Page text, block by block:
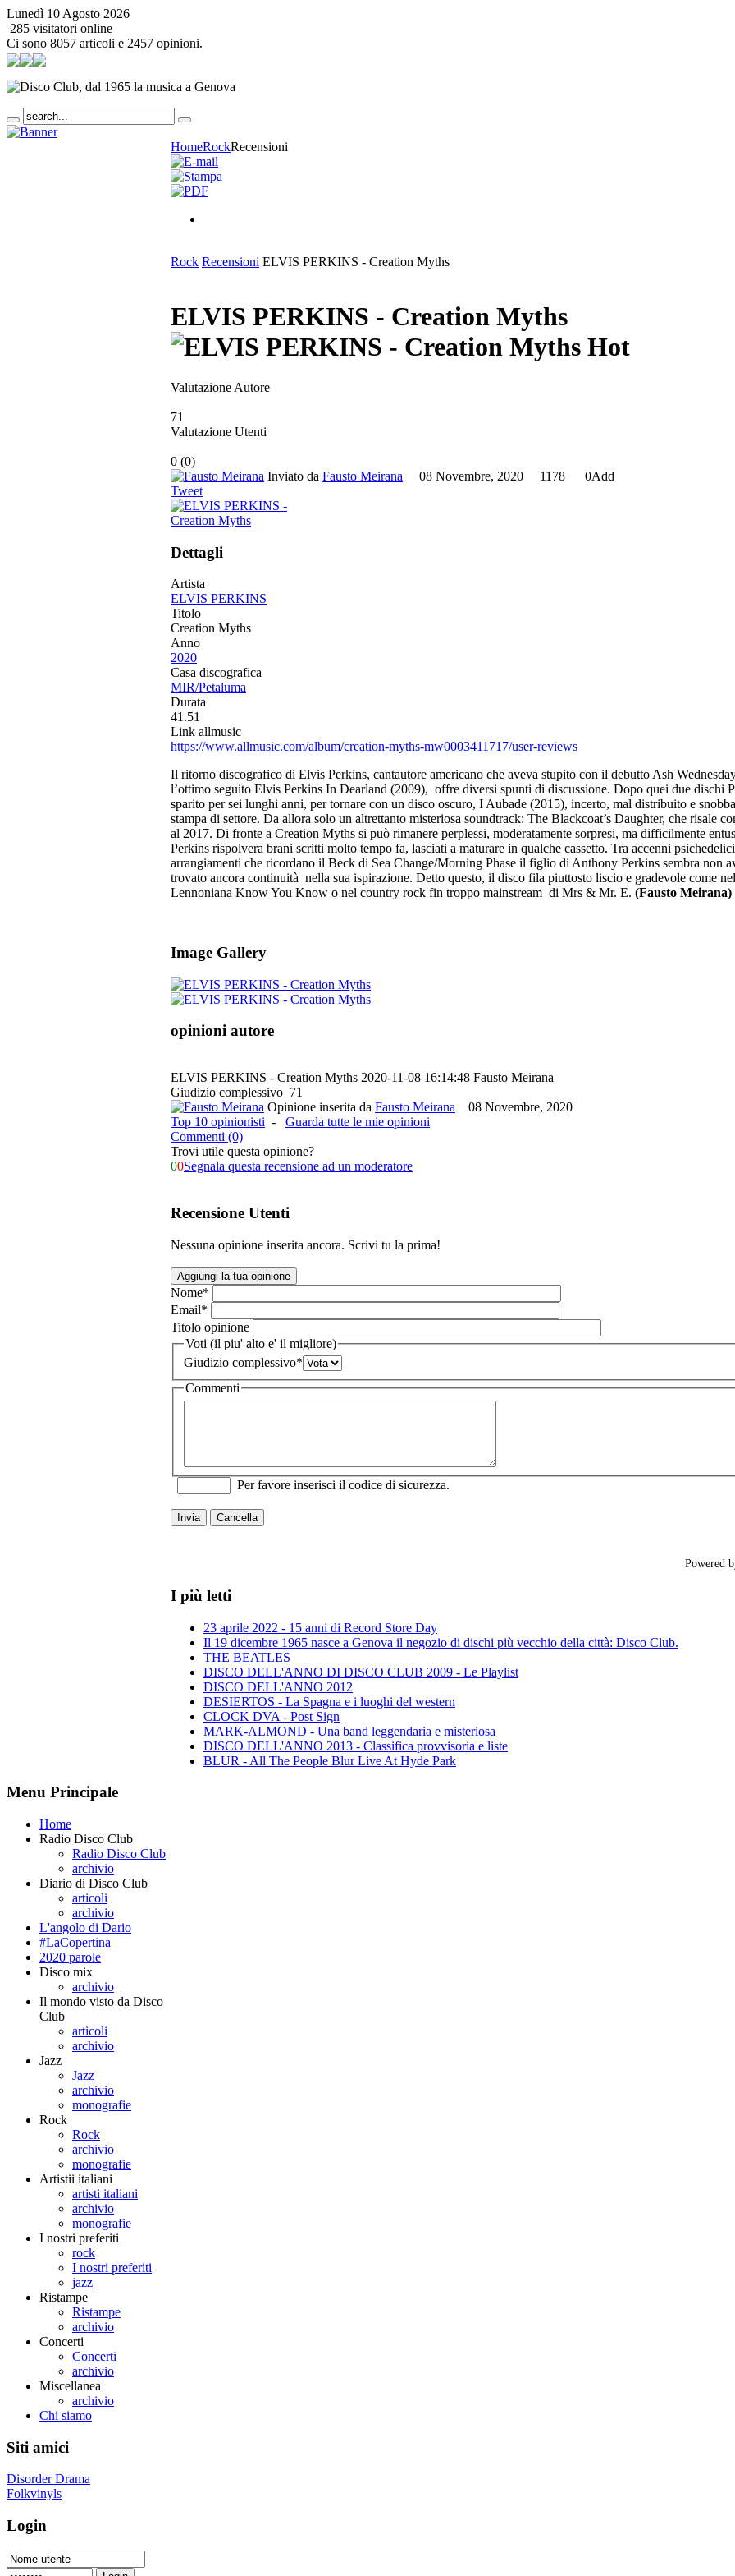
Lunedì 10 Agosto 2026
285 visitatori online
Ci sono 8057 articoli e 2457 opinioni.
HomeRockRecensioni
Rock Recensioni ELVIS PERKINS - Creation Myths
ELVIS PERKINS - Creation Myths
Hot
Valutazione Autore
71
Valutazione Utenti
0 (0)
Inviato da Fausto Meirana 08 Novembre, 2020 1178 0Add
Tweet
Dettagli
Artista
ELVIS PERKINS
Titolo
Creation Myths
Anno
2020
Casa discografica
MIR/Petaluma
Durata
41.51
Link allmusic
https://www.allmusic.com/album/creation-myths-mw0003411717/user-reviews
Il ritorno discografico di Elvis Perkins, cantautore americano che aveva stupito con il debutto Ash
l’ottimo seguito Elvis Perkins In Dearland (2009), offre diversi spunti di discussione. Dopo quei due dischi
sparito per sei lunghi anni, per tornare con un disco oscuro, I Aubade (2015), incerto, mal distribuito e
stampa di settore. Da allora solo un altrettanto misteriosa soundtrack: The Blackcoat’s Daughter, che risale
al 2017. Di fronte a Creation Myths si può rimanere perplessi, moderatamente sorpresi, ma difficilmente
Perkins rispolvera brani scritti molto tempo fa, lasciati a maturare in qualche cassetto. Tra accenni
arrangiamenti che ricordano il Beck di Sea Change/Morning Phase il figlio di Anthony Perkins sembra non
trovato ancora continuità nella sua ispirazione. Detto questo, il disco fila piuttosto liscio e gradevole come
Lennoniana Know You Know o nel country rock fin troppo mainstream di Mrs & Mr. E. (Fausto Meirana)
Image Gallery
opinioni autore
ELVIS PERKINS - Creation Myths 2020-11-08 16:14:48 Fausto Meirana
Giudizio complessivo 71
Opinione inserita da Fausto Meirana 08 Novembre, 2020
Top 10 opinionisti - Guarda tutte le mie opinioni
Commenti (0)
Trovi utile questa opinione?
00Segnala questa recensione ad un moderatore
Recensione Utenti
Nessuna opinione inserita ancora. Scrivi tu la prima!
Aggiungi la tua opinione
Nome*
Email*
Titolo opinione
Voti (il piu' alto e' il migliore)
Giudizio complessivo*
Commenti
Per favore inserisci il codice di sicurezza.
Invia Cancella
Powered
I più letti
23 aprile 2022 - 15 anni di Record Store Day
Il 19 dicembre 1965 nasce a Genova il negozio di dischi più vecchio della città: Disco Club.
THE BEATLES
DISCO DELL'ANNO DI DISCO CLUB 2009 - Le Playlist
DISCO DELL'ANNO 2012
DESIERTOS - La Spagna e i luoghi del western
CLOCK DVA - Post Sign
MARK-ALMOND - Una band leggendaria e misteriosa
DISCO DELL'ANNO 2013 - Classifica provvisoria e liste
BLUR - All The People Blur Live At Hyde Park
Menu Principale
Home
Radio Disco Club
Radio Disco Club
archivio
Diario di Disco Club
articoli
archivio
L'angolo di Dario
#LaCopertina
2020 parole
Disco mix
archivio
Il mondo visto da Disco
Club
articoli
archivio
Jazz
Jazz
archivio
monografie
Rock
Rock
archivio
monografie
Artistii italiani
artisti italiani
archivio
monografie
I nostri preferiti
rock
I nostri preferiti
jazz
Ristampe
Ristampe
archivio
Concerti
Concerti
archivio
Miscellanea
archivio
Chi siamo
Siti amici
Disorder Drama
Folkvinyls
Login